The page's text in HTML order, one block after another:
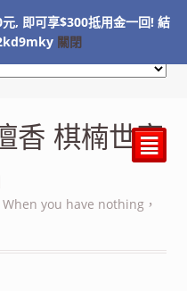
香 棋楠世家
you have nothing，
²
, 即可享$300抵用金一回! 結
關閉